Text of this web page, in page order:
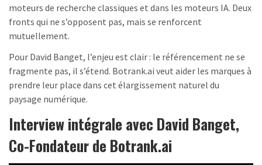
moteurs de recherche classiques et dans les moteurs IA. Deux
fronts qui ne s’opposent pas, mais se renforcent
mutuellement.
Pour David Banget, l’enjeu est clair : le référencement ne se
fragmente pas, il s’étend. Botrank.ai veut aider les marques à
prendre leur place dans cet élargissement naturel du
paysage numérique.
Interview intégrale avec David Banget,
Co-Fondateur de Botrank.ai